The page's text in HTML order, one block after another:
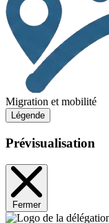
Migration et mobilité
Légende
Prévisualisation
Fermer